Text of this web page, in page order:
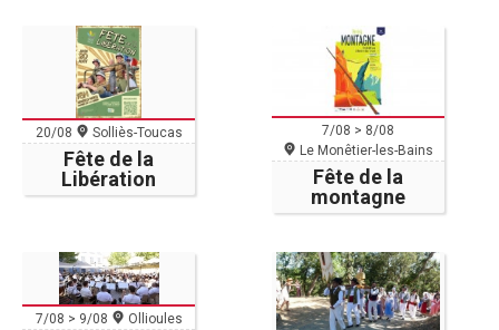
20/08 Solliès-Toucas
Fête de la
Libération
7/08 > 8/08
Le Monêtier-les-Bains
Fête de la
montagne
7/08 > 9/08 Ollioules